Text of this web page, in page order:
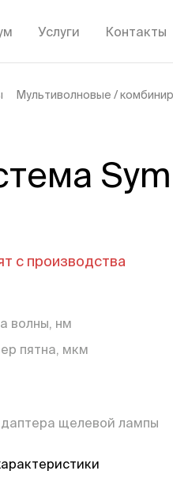
Услуги Контакты
Мультиволновые /
с производства
волны, нм
пятна, мкм
щелевой лампы